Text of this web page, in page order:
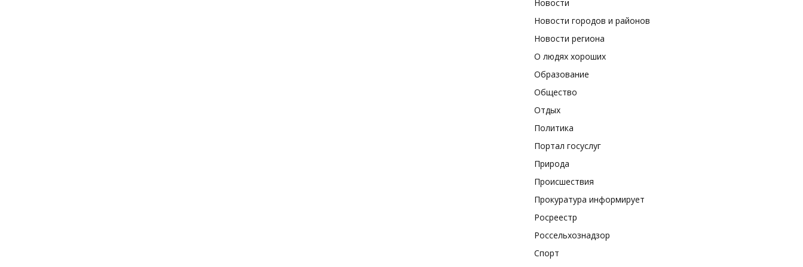
Новости
Новости городов и районов
Новости региона
О людях хороших
Образование
Общество
Отдых
Политика
Портал госуслуг
Природа
Происшествия
Прокуратура информирует
Росреестр
Россельхознадзор
Спорт